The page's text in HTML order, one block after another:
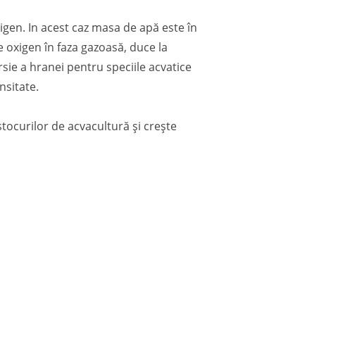
In acest caz masa de apă este în
în faza gazoasă, duce la
a hranei pentru speciile acvatice
de acvacultură și crește